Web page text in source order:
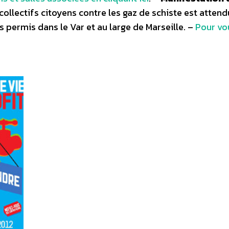
citoyens contre les gaz de schiste est
dans le Var et au large de Marseille. – Pour